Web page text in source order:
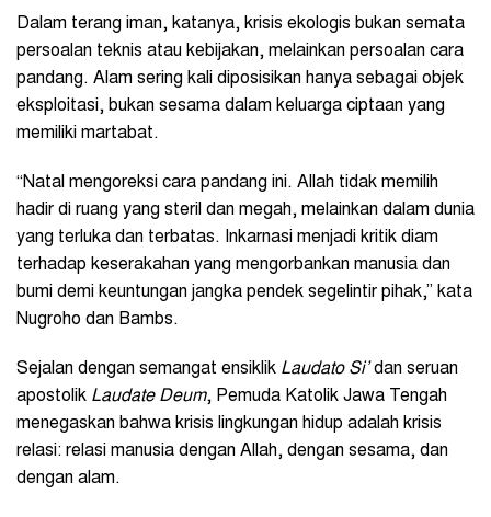
Dalam terang iman, katanya, krisis ekologis bukan semata
persoalan teknis atau kebijakan, melainkan persoalan cara
pandang. Alam sering kali diposisikan hanya sebagai objek
eksploitasi, bukan sesama dalam keluarga ciptaan yang
memiliki martabat.
“Natal mengoreksi cara pandang ini. Allah tidak memilih
hadir di ruang yang steril dan megah, melainkan dalam dunia
yang terluka dan terbatas. Inkarnasi menjadi kritik diam
terhadap keserakahan yang mengorbankan manusia dan
bumi demi keuntungan jangka pendek segelintir pihak,” kata
Nugroho dan Bambs.
Sejalan dengan semangat ensiklik Laudato Si’dan seruan
apostolik Laudate Deum, Pemuda Katolik Jawa Tengah
menegaskan bahwa krisis lingkungan hidup adalah krisis
relasi: relasi manusia dengan Allah, dengan sesama, dan
dengan alam.